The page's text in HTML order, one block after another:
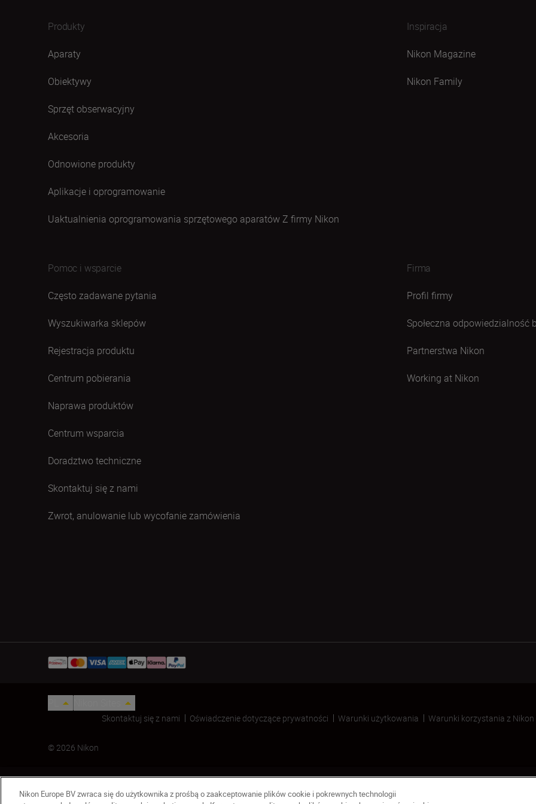
Produkty
Aparaty
Obiektywy
Sprzęt obserwacyjny
Akcesoria
Odnowione produkty
Aplikacje i oprogramowanie
Uaktualnienia oprogramowania sprzętowego aparatów Z firmy Nikon
Inspiracja
Nikon Magazine
Nikon Family
Pomoc i wsparcie
Często zadawane pytania
Wyszukiwarka sklepów
Rejestracja produktu
Centrum pobierania
Naprawa produktów
Centrum wsparcia
Doradztwo techniczne
Skontaktuj się z nami
Zwrot, anulowanie lub wycofanie zamówienia
Firma
Profil firmy
Społeczna odpowiedzialność
Partnerstwa Nikon
Working at Nikon
Skontaktuj się z nami Oświadczenie dotyczące prywatności Warunki użytkowania Warunki korzystania z Nikon
© 2026 Nikon
Nikon Europe BV zwraca się do użytkownika z prośbą o zaakceptowanie plików cookie i pokrewnych technologii